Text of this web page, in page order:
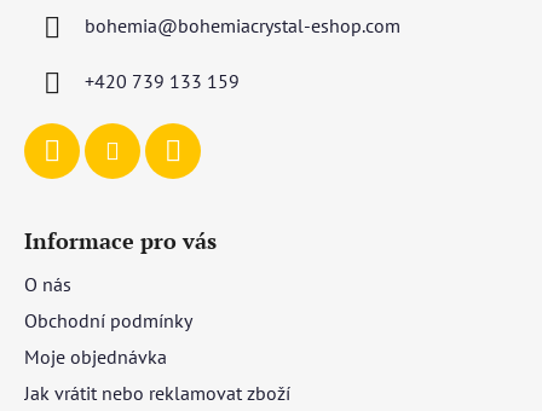
bohemia@bohemiacrystal-eshop.com
+420 739 133 159
Informace pro vás
O nás
Obchodní podmínky
Moje objednávka
Jak vrátit nebo reklamovat zboží